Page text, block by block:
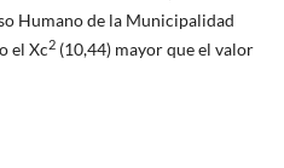
Humano de la Municipalidad
el Xc2(10,44) mayor que el valor